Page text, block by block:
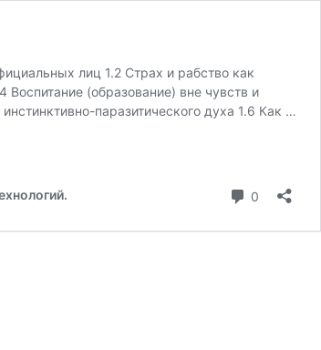
лиц 1.2 Страх и рабство как
(образование) вне чувств и
паразитического духа 1.6 Как …
0